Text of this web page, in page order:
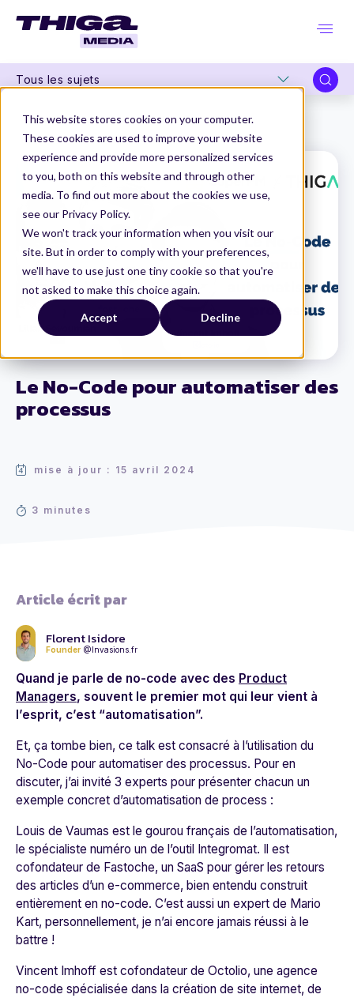
This website stores cookies on your computer.
These cookies are used to improve your website
experience and provide more personalized services
to you, both on this website and through other
media. To find out more about the cookies we use,
see our Privacy Policy.
We won't track your information when you visit our
site. But in order to comply with your preferences,
we'll have to use just one tiny cookie so that you're
not asked to make this choice again.
Accept Decline
Tous les sujets
Le No-Code pour automatiser des
processus
mise à jour : 15 avril 2024
3 minutes
Thiga Media
Product Management
Article écrit par
Florent Isidore
Founder @Invasions.fr
Quand je parle de no-code avec des Product
Managers, souvent le premier mot qui leur vient à
l’esprit, c’est “automatisation”.
Et, ça tombe bien, ce talk est consacré à l’utilisation du
No-Code pour automatiser des processus. Pour en
discuter, j’ai invité 3 experts pour présenter chacun un
exemple concret d’automatisation de process :
Louis de Vaumas est le gourou français de l’automatisation,
le spécialiste numéro un de l’outil Integromat. Il est
cofondateur de Fastoche, un SaaS pour gérer les retours
des articles d’un e-commerce, bien entendu construit
entièrement en no-code. C’est aussi un expert de Mario
Kart, personnellement, je n’ai encore jamais réussi à le
battre !
Vincent Imhoff est cofondateur de Octolio, une agence
no-code spécialisée dans la création de site internet, de